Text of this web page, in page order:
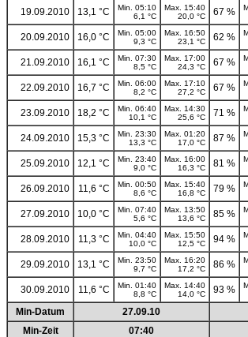
19.09.2010 13,1 °C
Min. 05:10
6,1 °C
Max. 15:40
20,0 °C
67 %
20.09.2010 16,0 °C
Min. 05:00
9,3 °C
Max. 16:50
23,1 °C
62 %
21.09.2010 16,1 °C
Min. 07:30
8,5 °C
Max. 17:00
24,3 °C
67 %
22.09.2010 16,7 °C
Min. 06:00
8,2 °C
Max. 17:10
27,2 °C
67 %
23.09.2010 18,2 °C
Min. 06:40
10,1 °C
Max. 14:30
25,6 °C
71 %
24.09.2010 15,3 °C
Min. 23:30
13,3 °C
Max. 01:20
17,0 °C
87 %
25.09.2010 12,1 °C
Min. 23:40
9,0 °C
Max. 16:00
16,3 °C
81 %
26.09.2010 11,6 °C
Min. 00:50
8,6 °C
Max. 15:40
16,8 °C
79 %
27.09.2010 10,0 °C
Min. 07:40
5,6 °C
Max. 13:50
13,6 °C
85 %
28.09.2010 11,3 °C
Min. 04:40
10,0 °C
Max. 15:50
12,5 °C
94 %
29.09.2010 13,1 °C
Min. 23:50
9,7 °C
Max. 16:20
17,2 °C
86 %
30.09.2010 11,6 °C
Min. 01:40
8,8 °C
Max. 14:40
14,0 °C
93 %
Min-Datum
27.09.10
Min-Zeit
07:40